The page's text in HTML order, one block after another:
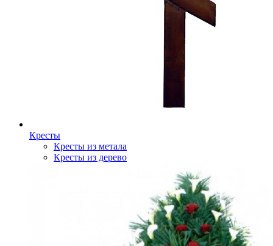
Кресты
Кресты из метала
Кресты из дерево